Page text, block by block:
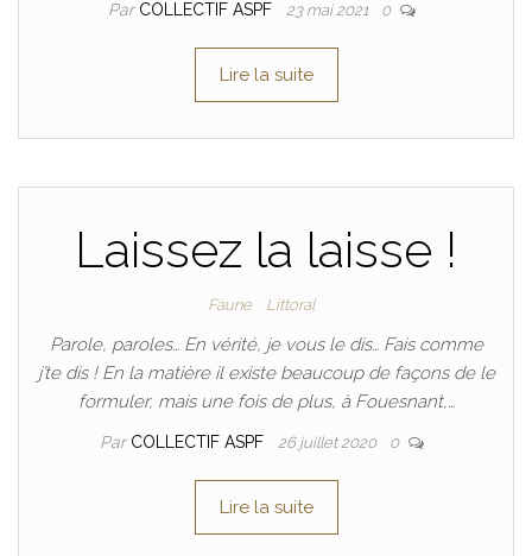
Par COLLECTIF ASPF 23 mai 2021 0
Lire la suite
Laissez la laisse !
Faune Littoral
Parole, paroles… En vérité, je vous le dis… Fais comme
j’te dis ! En la matière il existe beaucoup de façons de le
formuler, mais une fois de plus, à Fouesnant,…
Par COLLECTIF ASPF 26 juillet 2020 0
Lire la suite